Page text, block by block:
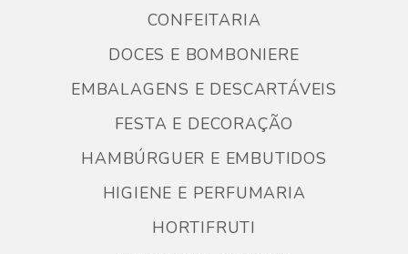
CONFEITARIA
DOCES E BOMBONIERE
EMBALAGENS E DESCARTÁVEIS
FESTA E DECORAÇÃO
HAMBÚRGUER E EMBUTIDOS
HIGIENE E PERFUMARIA
HORTIFRUTI